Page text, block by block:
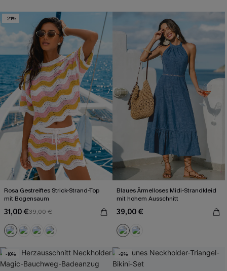
-21%
Rosa Gestreiftes Strick-Strand-Top
mit Bogensaum
31,00 €39,00 €
Blaues Ärmelloses Midi-Strandkleid
mit hohem Ausschnitt
39,00 €
-10% -9%